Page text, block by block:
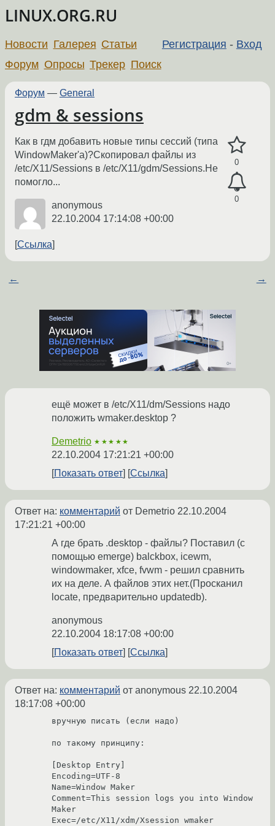
LINUX.ORG.RU
Регистрация - Вход
Новости Галерея Статьи
Форум Опросы Трекер Поиск
Форум — General
gdm & sessions
0
0
Как в гдм добавить новые типы сессий (типа
WindowMaker'а)?Скопировал файлы из
/etc/X11/Sessions в /etc/X11/gdm/Sessions.Не
помогло...
anonymous
22.10.2004 17:14:08 +00:00
Ссылка
← →
ещё может в /etc/X11/dm/Sessions надо
положить wmaker.desktop ?
Demetrio ★★★★★
22.10.2004 17:21:21 +00:00
Показать ответ
Ссылка
Ответ на: комментарий от Demetrio 22.10.2004
17:21:21 +00:00
А где брать .desktop - файлы? Поставил (с
помощью emerge) balckbox, icewm,
windowmaker, xfce, fvwm - решил сравнить
их на деле. А файлов этих нет.(Просканил
locate, предварительно updatedb).
anonymous
22.10.2004 18:17:08 +00:00
Показать ответ
Ссылка
Ответ на: комментарий от anonymous 22.10.2004
18:17:08 +00:00
вручную писать (если надо)
по такому принципу:
[Desktop Entry]
Encoding=UTF-8
Name=Window Maker
Comment=This session logs you into Window
Maker
Exec=/etc/X11/xdm/Xsession wmaker